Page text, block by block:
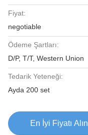
Fiyat:
negotiable
Ödeme Şartları:
D/P, T/T, Western Union
Tedarik Yeteneği:
Ayda 200 set
En İyi Fiyatı Alın